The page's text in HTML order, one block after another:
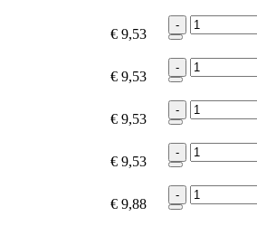
€ 9,53
-
€ 9,53
-
€ 9,53
-
€ 9,53
-
€ 9,88
-